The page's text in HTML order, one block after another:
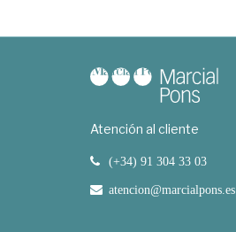
Atención al cliente
(+34) 91 304 33 03
atencion@marcialpons.es